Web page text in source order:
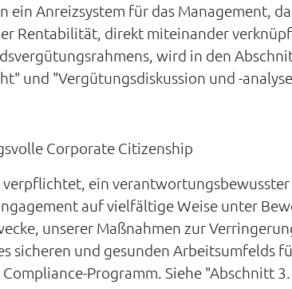
ein Anreizsystem für das Management,
Rentabilität, direkt miteinander
wird in den
und "Vergütungsdiskussion und -
Corporate Citizenship
ein
auf vielfältige Weise unter
unserer Maßnahmen zur
sicheren und gesunden Arbeitsumfelds
Programm. Siehe "Abschnitt